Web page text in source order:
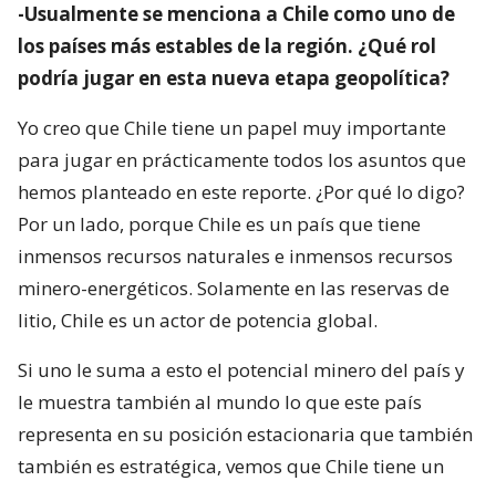
-Usualmente se menciona a Chile como uno de
los países más estables de la región. ¿Qué rol
podría jugar en esta nueva etapa geopolítica?
Yo creo que Chile tiene un papel muy importante
para jugar en prácticamente todos los asuntos que
hemos planteado en este reporte. ¿Por qué lo digo?
Por un lado, porque Chile es un país que tiene
inmensos recursos naturales e inmensos recursos
minero-energéticos. Solamente en las reservas de
litio, Chile es un actor de potencia global.
Si uno le suma a esto el potencial minero del país y
le muestra también al mundo lo que este país
representa en su posición estacionaria que también
también es estratégica, vemos que Chile tiene un